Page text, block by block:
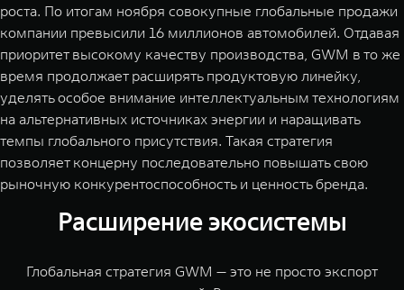
роста. По итогам ноября совокупные глобальные продажи
компании превысили 16 миллионов автомобилей. Отдавая
приоритет высокому качеству производства, GWM в то же
время продолжает расширять продуктовую линейку,
уделять особое внимание интеллектуальным технологиям
на альтернативных источниках энергии и наращивать
темпы глобального присутствия. Такая стратегия
позволяет концерну последовательно повышать свою
рыночную конкурентоспособность и ценность бренда.
Расширение экосистемы
Глобальная стратегия GWM — это не просто экспорт